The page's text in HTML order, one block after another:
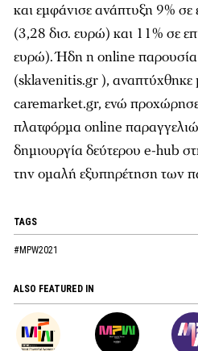
και εμφάνισε ανάπτυξη 9% σε
(3,28 δισ. ευρώ) και 11% σε
ευρώ). Ήδη η online παρουσία
(sklavenitis.gr ), αναπτύχθηκε
caremarket.gr, ενώ
πλατφόρμα online
δημιουργία δεύτερου e-hub
την ομαλή εξυπηρέτηση των
TAGS
#MPW2021
ALSO FEATURED IN